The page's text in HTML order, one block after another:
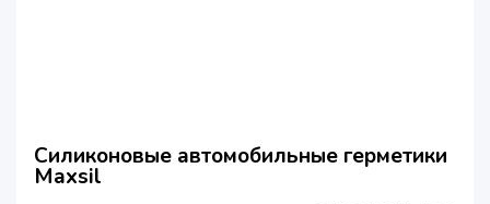
Силиконовые автомобильные герметики
Maxsil